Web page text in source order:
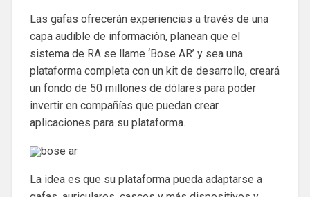
Las gafas ofrecerán experiencias a través de una
capa audible de información, planean que el
sistema de RA se llame ‘Bose AR’ y sea una
plataforma completa con un kit de desarrollo, creará
un fondo de 50 millones de dólares para poder
invertir en compañías que puedan crear
aplicaciones para su plataforma.
La idea es que su plataforma pueda adaptarse a